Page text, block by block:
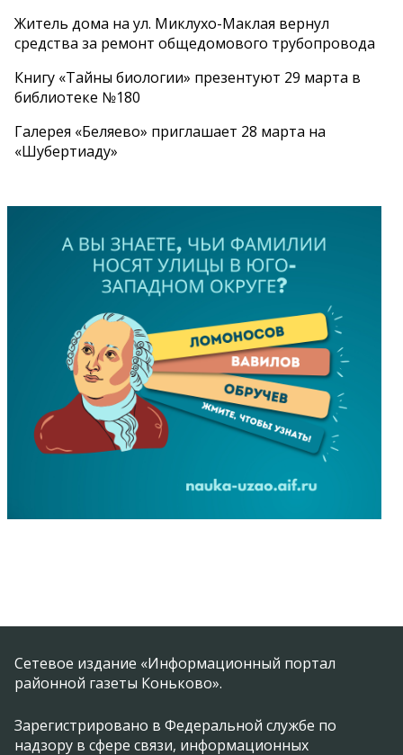
Житель дома на ул. Миклухо-Маклая вернул
средства за ремонт общедомового трубопровода
Книгу «Тайны биологии» презентуют 29 марта в
библиотеке №180
Галерея «Беляево» приглашает 28 марта на
«Шубертиаду»
Сетевое издание «Информационный портал
районной газеты Коньково».
Зарегистрировано в Федеральной службе по
надзору в сфере связи, информационных